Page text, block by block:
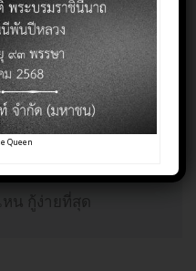
Toggle
ะเภทไหน กู้
หน กู้ง่ายที่สุด
Queen